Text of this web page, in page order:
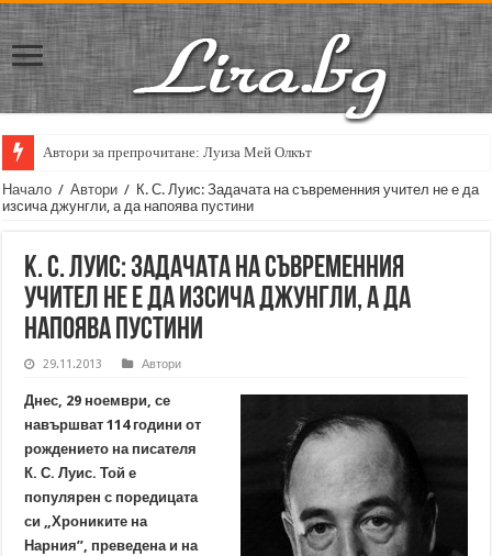
Автори за препрочитане: Луиза Мей Олкът
Начало / Автори / К. С. Луис: Задачата на съвременния учител не е да
изсича джунгли, а да напоява пустини
К. С. Луис: Задачата на съвременния
учител не е да изсича джунгли, а да
напоява пустини
29.11.2013 Автори
Днес, 29 ноември, се
навършват 114 години от
рождението на писателя
К. С. Луис. Той е
популярен с поредицата
си „Хрониките на
Нарния”, преведена и на